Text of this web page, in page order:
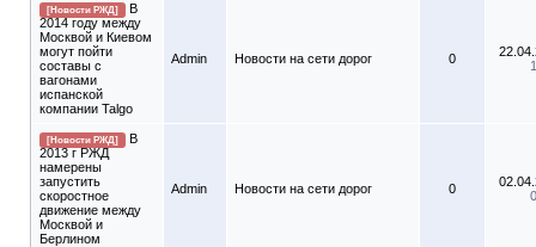
[Новости РЖД]
В
2014 году между
Москвой и Киевом
могут пойти
составы с
вагонами
испанской
компании Talgo
Admin Новости на сети дорог 0
[Новости РЖД]
В
2013 г РЖД
намерены
запустить
скоростное
движение между
Москвой и
Берлином
Admin Новости на сети дорог 0